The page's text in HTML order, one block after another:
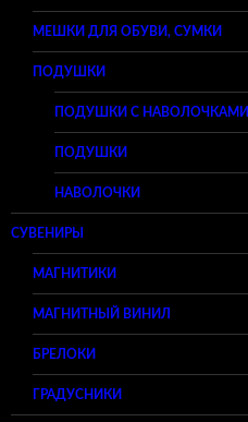
МЕШКИ ДЛЯ ОБУВИ, СУМКИ
ПОДУШКИ
ПОДУШКИ С НАВОЛОЧКАМИ
ПОДУШКИ
НАВОЛОЧКИ
СУВЕНИРЫ
МАГНИТИКИ
МАГНИТНЫЙ ВИНИЛ
БРЕЛОКИ
ГРАДУСНИКИ